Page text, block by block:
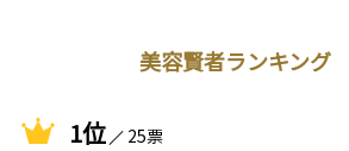
美容賢者ランキング
1位 25票